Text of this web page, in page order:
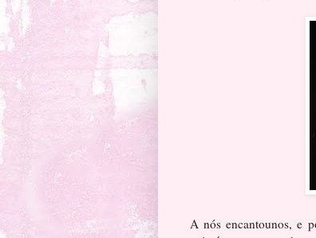
A nós encantounos, e